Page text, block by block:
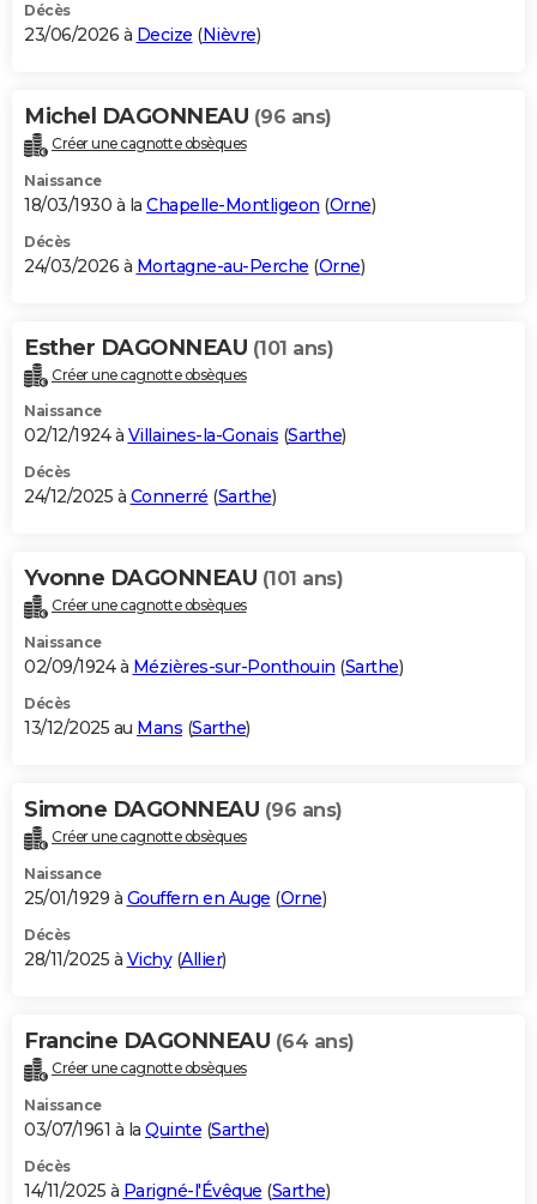
Décès
23/06/2026 à Decize (Nièvre)
Michel DAGONNEAU (96 ans)
Créer une cagnotte obsèques
Naissance
18/03/1930 à la Chapelle-Montligeon (Orne)
Décès
24/03/2026 à Mortagne-au-Perche (Orne)
Esther DAGONNEAU (101 ans)
Créer une cagnotte obsèques
Naissance
02/12/1924 à Villaines-la-Gonais (Sarthe)
Décès
24/12/2025 à Connerré (Sarthe)
Yvonne DAGONNEAU (101 ans)
Créer une cagnotte obsèques
Naissance
02/09/1924 à Mézières-sur-Ponthouin (Sarthe)
Décès
13/12/2025 au Mans (Sarthe)
Simone DAGONNEAU (96 ans)
Créer une cagnotte obsèques
Naissance
25/01/1929 à Gouffern en Auge (Orne)
Décès
28/11/2025 à Vichy(Allier)
Francine DAGONNEAU (64 ans)
Créer une cagnotte obsèques
Naissance
03/07/1961 à la Quinte (Sarthe)
Décès
14/11/2025 à Parigné-l'Évêque (Sarthe)